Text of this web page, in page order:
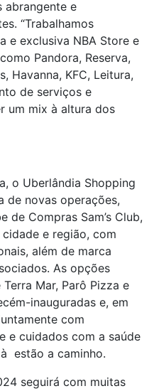
abrangente e
“Trabalhamos
e exclusiva NBA Store e
Pandora, Reserva,
Havanna, KFC, Leitura,
de serviços e
um mix à altura dos
o Uberlândia Shopping
de novas operações,
de Compras Sam’s Club,
e região, com
além de marca
As opções
Mar, Parô Pizza e
inauguradas e, em
com
e cuidados com a saúde
estão a caminho.
seguirá com muitas